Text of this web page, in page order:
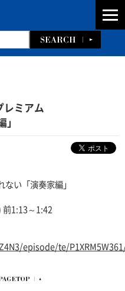
レミアム
い「演奏家編」
前1:13～1:42
episode/te/